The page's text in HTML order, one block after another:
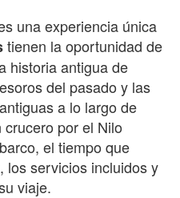
una experiencia única
tienen la oportunidad de
historia antigua de
del pasado y las
a lo largo de
por el Nilo
el tiempo que
los servicios incluidos y
viaje.